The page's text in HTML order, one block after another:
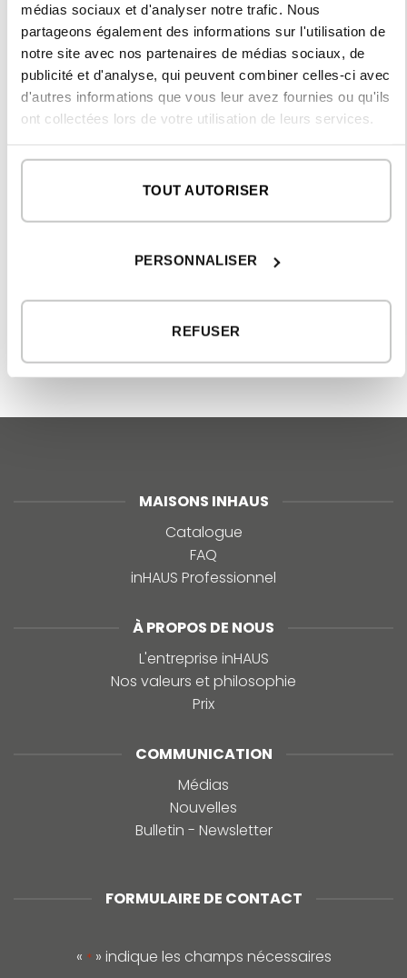
médias sociaux et d'analyser notre trafic. Nous
partageons également des informations sur l'utilisation de
notre site avec nos partenaires de médias sociaux, de
publicité et d'analyse, qui peuvent combiner celles-ci avec
d'autres informations que vous leur avez fournies ou qu'ils
ont collectées lors de votre utilisation de leurs services.
TOUT AUTORISER
PERSONNALISER
REFUSER
d’alternatives pour satisfaire les désirs des clients,
toujours avec des matériaux de la plus haute qualité
et les marques les plus reconnues.
L’entreprise inHAUS a été fondée et est dirigée par
deux architectes, les frères Rubén et Sergio Navarro.
d’architectes, mais aussi de maîtres d’œuvre,
d’ingénieurs, de techniciens, d’architectes d’intérieur,
de designers en tout genre. Nous pouvons ainsi
garantir au client la meilleure expérience pour la
création de son futur foyer, en l’accompagnant dès
sa première idée jusqu’à la remise des clés.
MAISONS INHAUS
Catalogue
FAQ
inHAUS Professionnel
À PROPOS DE NOUS
L'entreprise inHAUS
Nos valeurs et philosophie
Prix
COMMUNICATION
Médias
Nouvelles
Bulletin - Newsletter
FORMULAIRE DE CONTACT
« *» indique les champs nécessaires